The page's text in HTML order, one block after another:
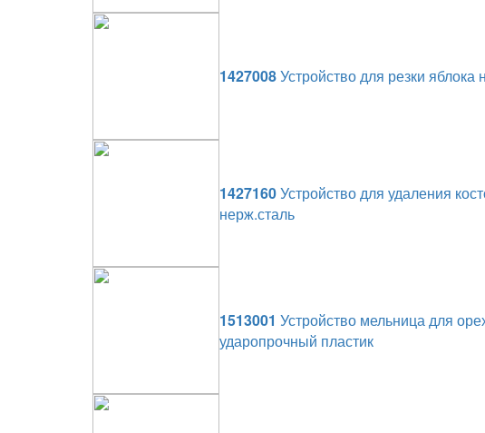
1427008Устройство для резки
1427160Устройство для удаления
нерж.сталь
1513001 Устройство мельница для
ударопрочный пластик